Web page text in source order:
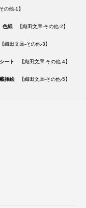
他-1】
色紙【織田文庫-その他-2】
田文庫-その他-3】
ート 【織田文庫-その他-4】
挿絵【織田文庫-その他-5】